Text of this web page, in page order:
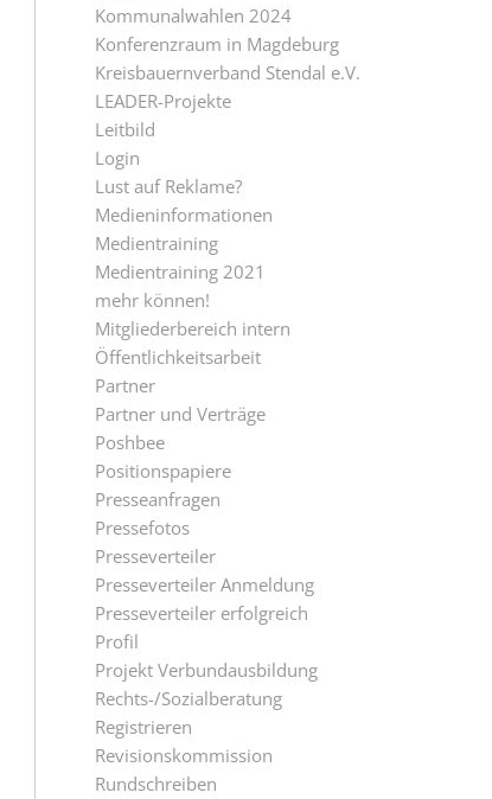
Kommunalwahlen 2024
Konferenzraum in Magdeburg
Kreisbauernverband Stendal e.V.
LEADER-Projekte
Leitbild
Login
Lust auf Reklame?
Medieninformationen
Medientraining
Medientraining 2021
mehr können!
Mitgliederbereich intern
Öffentlichkeitsarbeit
Partner
Partner und Verträge
Poshbee
Positionspapiere
Presseanfragen
Pressefotos
Presseverteiler
Presseverteiler Anmeldung
Presseverteiler erfolgreich
Profil
Projekt Verbundausbildung
Rechts-/Sozialberatung
Registrieren
Revisionskommission
Rundschreiben